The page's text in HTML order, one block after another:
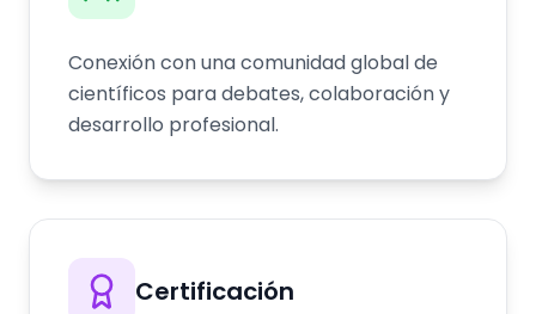
Conexión con una comunidad global de
científicos para debates, colaboración y
desarrollo profesional.
Certificación